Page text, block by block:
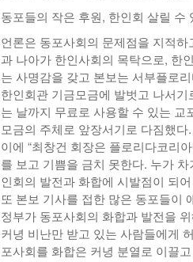
동포들의 작은 후원, 한인회 살릴 수
언론은 동포사회의 문제점을 지적
과 나아가 한인사회의 목탁으로, 한
는 사명감을 갖고 본보는 서부플로
한인회관 기금모금에 발벗고 나서
는 날까지 무료로 사용할 수 있는
모금의 주체로 앞장서기로 다짐했다.
이에 “최창건 회장은 플로리다코리
를 보고 기쁨을 금치 못한다. 누가
인회의 발전과 화합에 시발점이 되
또 본보 기사를 접한 많은 동포들이
정부가 동포사회의 화합과 발전을
커녕 비난만 받고 있는 사람들에게
포사회를 화합은 커녕 분열로 이끌